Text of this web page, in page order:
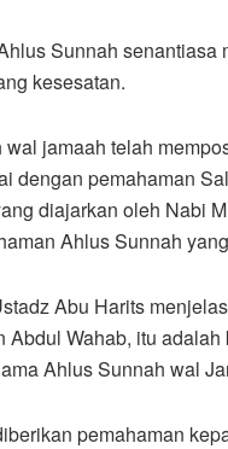
Sunnah senantiasa
kesesatan.
wal jamaah telah
dengan pemahaman
diajarkan oleh Nabi
Ahlus Sunnah
Abu Harits
Abdul Wahab, itu
Ahlus Sunnah wal
pemahaman